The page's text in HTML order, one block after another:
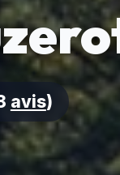
avis)